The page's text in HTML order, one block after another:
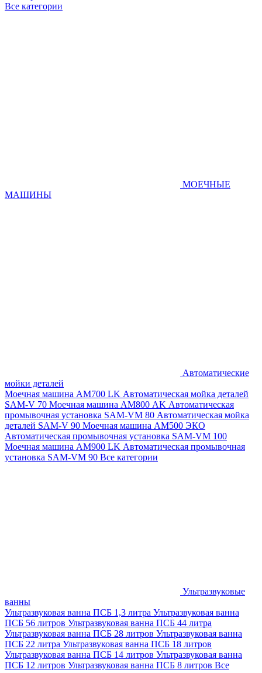
Все категории
МОЕЧНЫЕ
МАШИНЫ
Автоматические
мойки деталей
Моечная машина AM700 LK Автоматическая мойка деталей
SAM-V 70 Моечная машина АМ800 AK Автоматическая
промывочная установка SAM-VM 80 Автоматическая мойка
деталей SAM-V 90 Моечная машина АМ500 ЭКО
Автоматическая промывочная установка SAM-VM 100
Моечная машина AM900 LK Автоматическая промывочная
установка SAM-VM 90 Все категории
Ультразвуковые
ванны
Ультразвуковая ванна ПСБ 1,3 литра Ультразвуковая ванна
ПСБ 56 литров Ультразвуковая ванна ПСБ 44 литра
Ультразвуковая ванна ПСБ 28 литров Ультразвуковая ванна
ПСБ 22 литра Ультразвуковая ванна ПСБ 18 литров
Ультразвуковая ванна ПСБ 14 литров Ультразвуковая ванна
ПСБ 12 литров Ультразвуковая ванна ПСБ 8 литров Все